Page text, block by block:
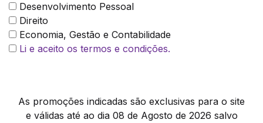
Desenvolvimento Pessoal
Direito
Economia, Gestão e Contabilidade
Li e aceito os termos e condições.
As promoções indicadas são exclusivas para o site
e válidas até ao dia 08 de Agosto de 2026 salvo